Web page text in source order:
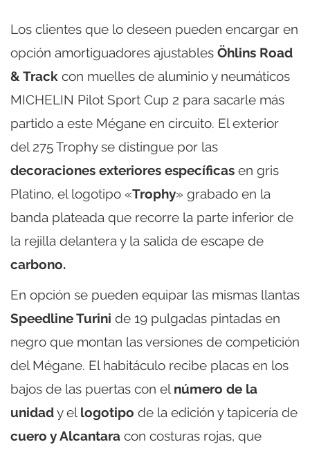
Los clientes que lo deseen pueden encargar en
opción amortiguadores ajustables Öhlins Road
& Track con muelles de aluminio y neumáticos
MICHELIN Pilot Sport Cup 2 para sacarle más
partido a este Mégane en circuito. El exterior
del 275 Trophy se distingue por las
decoraciones exteriores específicas en gris
Platino, el logotipo «Trophy» grabado en la
banda plateada que recorre la parte inferior de
la rejilla delantera y la salida de escape de
carbono.
En opción se pueden equipar las mismas llantas
Speedline Turini de 19 pulgadas pintadas en
negro que montan las versiones de competición
del Mégane. El habitáculo recibe placas en los
bajos de las puertas con el número de la
unidady el logotipo de la edición y tapicería de
cuero y Alcantara con costuras rojas, que